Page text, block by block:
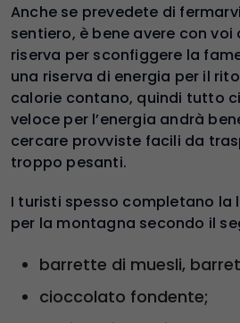
Anche se prevedete di
sentiero, è bene avere con
riserva per sconfiggere la
una riserva di energia per il
calorie contano, quindi tutto
veloce per l’energia andrà
cercare provviste facili da
troppo pesanti.
I turisti spesso completano la
per la montagna secondo il
barrette di muesli,
cioccolato fondente;